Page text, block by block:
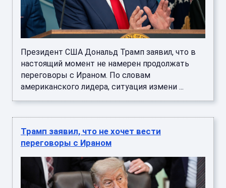
Президент США Дональд Трамп заявил, что в
настоящий момент не намерен продолжать
переговоры с Ираном. По словам
американского лидера, ситуация измени ...
Трамп заявил, что не хочет вести
переговоры с Ираном